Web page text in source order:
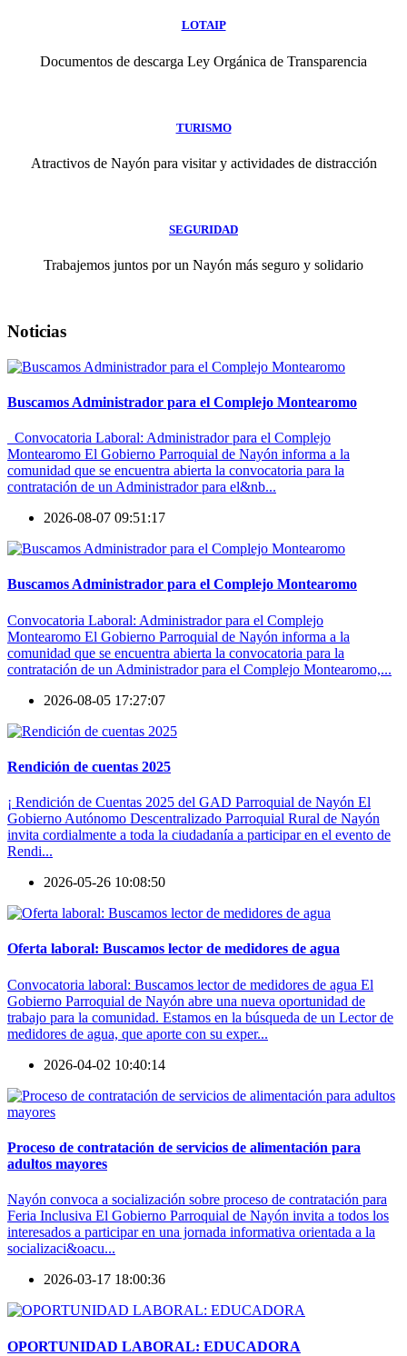
LOTAIP
Documentos de descarga Ley Orgánica de Transparencia
TURISMO
Atractivos de Nayón para visitar y actividades de distracción
SEGURIDAD
Trabajemos juntos por un Nayón más seguro y solidario
Noticias
Buscamos Administrador para el Complejo Montearomo
Convocatoria Laboral: Administrador para el Complejo
Montearomo El Gobierno Parroquial de Nayón informa a la
comunidad que se encuentra abierta la convocatoria para la
contratación de un Administrador para el&nb...
2026-08-07 09:51:17
Buscamos Administrador para el Complejo Montearomo
Convocatoria Laboral: Administrador para el Complejo
Montearomo El Gobierno Parroquial de Nayón informa a la
comunidad que se encuentra abierta la convocatoria para la
contratación de un Administrador para el Complejo Montearomo,...
2026-08-05 17:27:07
Rendición de cuentas 2025
¡ Rendición de Cuentas 2025 del GAD Parroquial de Nayón El
Gobierno Autónomo Descentralizado Parroquial Rural de Nayón
invita cordialmente a toda la ciudadanía a participar en el evento de
Rendi...
2026-05-26 10:08:50
Oferta laboral: Buscamos lector de medidores de agua
Convocatoria laboral: Buscamos lector de medidores de agua El
Gobierno Parroquial de Nayón abre una nueva oportunidad de
trabajo para la comunidad. Estamos en la búsqueda de un Lector de
medidores de agua, que aporte con su exper...
2026-04-02 10:40:14
Proceso de contratación de servicios de alimentación para
adultos mayores
Nayón convoca a socialización sobre proceso de contratación para
Feria Inclusiva El Gobierno Parroquial de Nayón invita a todos los
interesados a participar en una jornada informativa orientada a la
socializaci&oacu...
2026-03-17 18:00:36
OPORTUNIDAD LABORAL: EDUCADORA